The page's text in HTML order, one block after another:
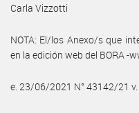
Carla Vizzotti
NOTA: El/los Anexo/s que
en la edición web del BORA -
e. 23/06/2021 N° 43142/21